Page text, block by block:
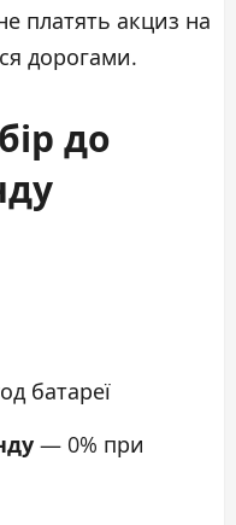
платять акциз на
дорогами.
до
батареї
— 0% при